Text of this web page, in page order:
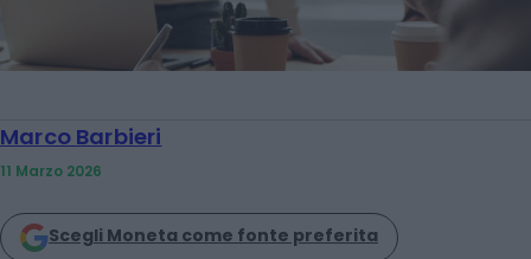
Marco Barbieri
11 Marzo 2026
Scegli Moneta come fonte preferita